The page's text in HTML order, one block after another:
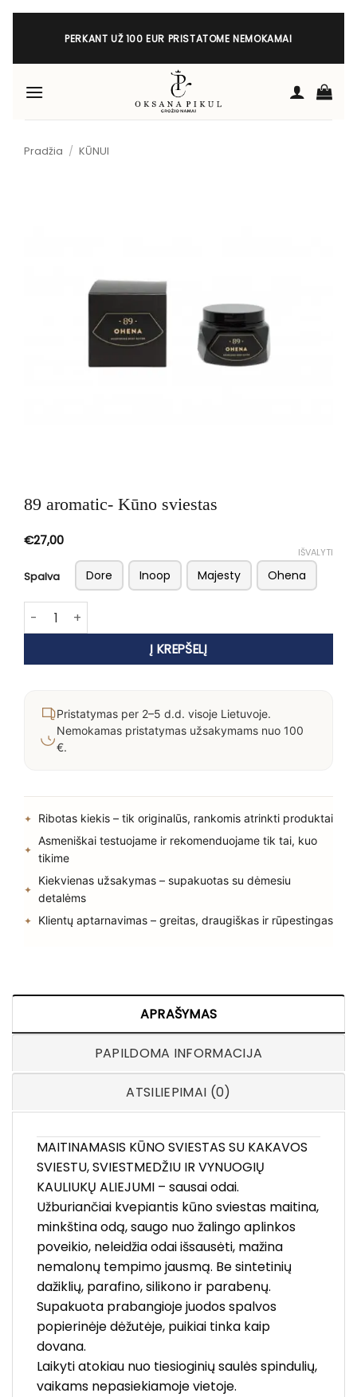
Skip
PERKANT UŽ 100 EUR PRISTATOME NEMOKAMAI
Pradžia / KŪNUI
89 aromatic- Kūno sviestas
€27,00
Spalva Dore Inoop Majesty Ohena
IŠVALYTI
produkto kiekis: 89 aromatic- Kūno sviestas
Į KREPŠELĮ
Pristatymas per 2–5 d.d. visoje Lietuvoje.
Nemokamas pristatymas užsakymams nuo 100
€.
Ribotas kiekis – tik originalūs, rankomis atrinkti produktai
Asmeniškai testuojame ir rekomenduojame tik tai, kuo
tikime
Kiekvienas užsakymas – supakuotas su dėmesiu
detalėms
Klientų aptarnavimas – greitas, draugiškas ir rūpestingas
APRAŠYMAS
PAPILDOMA INFORMACIJA
ATSILIEPIMAI (0)
MAITINAMASIS KŪNO SVIESTAS SU KAKAVOS
SVIESTU, SVIESTMEDŽIU IR VYNUOGIŲ
KAULIUKŲ ALIEJUMI – sausai odai.
Užburiančiai kvepiantis kūno sviestas maitina,
minkština odą, saugo nuo žalingo aplinkos
poveikio, neleidžia odai išsausėti, mažina
nemalonų tempimo jausmą. Be sintetinių
dažiklių, parafino, silikono ir parabenų.
Supakuota prabangioje juodos spalvos
popierinėje dėžutėje, puikiai tinka kaip
dovana.
Laikyti atokiau nuo tiesioginių saulės spindulių,
vaikams nepasiekiamoje vietoje.